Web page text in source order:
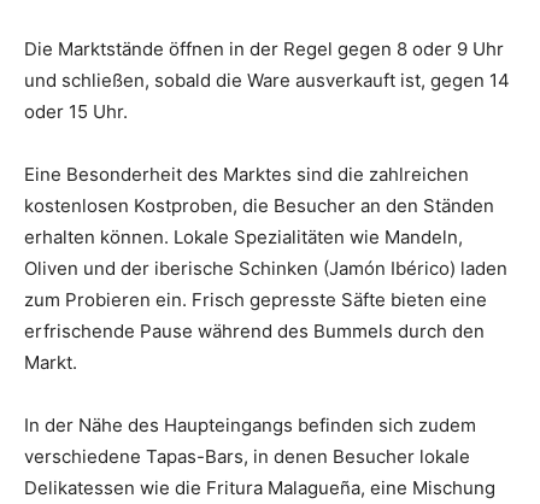
Die Marktstände öffnen in der Regel gegen 8 oder 9 Uhr
und schließen, sobald die Ware ausverkauft ist, gegen 14
oder 15 Uhr.
Eine Besonderheit des Marktes sind die zahlreichen
kostenlosen Kostproben, die Besucher an den Ständen
erhalten können. Lokale Spezialitäten wie Mandeln,
Oliven und der iberische Schinken (Jamón Ibérico) laden
zum Probieren ein. Frisch gepresste Säfte bieten eine
erfrischende Pause während des Bummels durch den
Markt.
In der Nähe des Haupteingangs befinden sich zudem
verschiedene Tapas-Bars, in denen Besucher lokale
Delikatessen wie die Fritura Malagueña, eine Mischung